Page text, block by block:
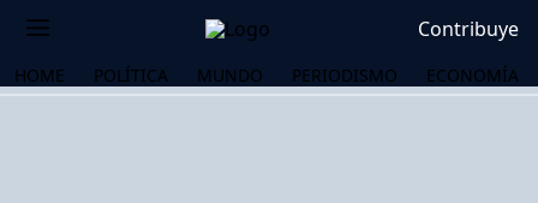
Contribuye
HOME POLÍTICA MUNDO PERIODISMO ECONOMÍA